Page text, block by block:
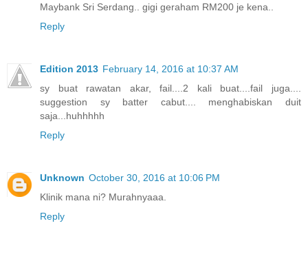
Maybank Sri Serdang.. gigi geraham RM200 je kena..
Reply
Edition 2013 February 14, 2016 at 10:37 AM
sy buat rawatan akar, fail....2 kali buat....fail juga....
suggestion sy batter cabut.... menghabiskan duit
saja...huhhhhh
Reply
Unknown October 30, 2016 at 10:06 PM
Klinik mana ni? Murahnyaaa.
Reply